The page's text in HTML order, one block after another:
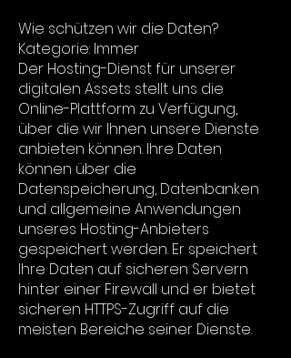
Wie schützen wir die Daten?
Kategorie: Immer
Der Hosting-Dienst für unserer
digitalen Assets stellt uns die
Online-Plattform zu Verfügung,
über die wir Ihnen unsere Dienste
anbieten können. Ihre Daten
können über die
Datenspeicherung, Datenbanken
und allgemeine Anwendungen
unseres Hosting-Anbieters
gespeichert werden. Er speichert
Ihre Daten auf sicheren Servern
hinter einer Firewall und er bietet
sicheren HTTPS-Zugriff auf die
meisten Bereiche seiner Dienste.